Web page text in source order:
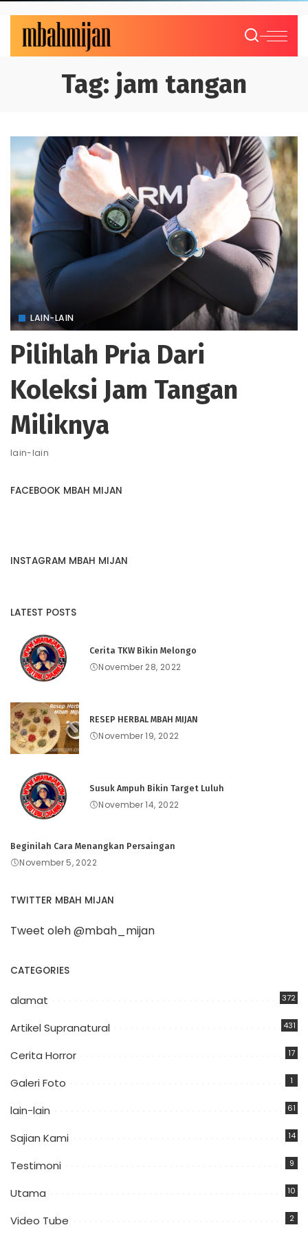
Tag: jam tangan
LAIN-LAIN
Pilihlah Pria Dari
Koleksi Jam Tangan
Miliknya
lain-lain
FACEBOOK MBAH MIJAN
INSTAGRAM MBAH MIJAN
LATEST POSTS
Cerita TKW Bikin Melongo
November 28, 2022
RESEP HERBAL MBAH MIJAN
November 19, 2022
Susuk Ampuh Bikin Target Luluh
November 14, 2022
Beginilah Cara Menangkan Persaingan
November 5, 2022
TWITTER MBAH MIJAN
Tweet oleh @mbah_mijan
CATEGORIES
alamat 372
Artikel Supranatural 431
Cerita Horror 17
Galeri Foto 1
lain-lain 61
Sajian Kami 14
Testimoni 9
Utama 10
Video Tube 2